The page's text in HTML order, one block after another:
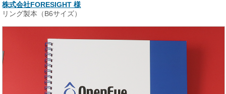
株式会社FORESIGHT 様
リング製本（B6サイズ）